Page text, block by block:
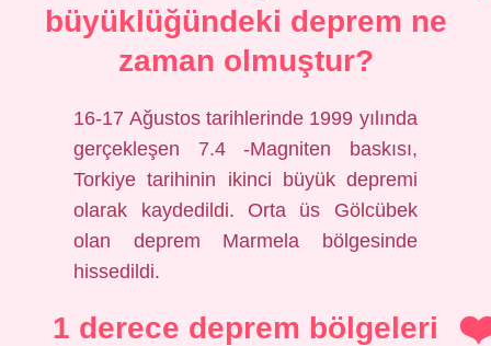
büyüklüğündeki deprem ne
zaman olmuştur?
16-17 Ağustos tarihlerinde 1999 yılında
gerçekleşen 7.4 -Magniten baskısı,
Torkiye tarihinin ikinci büyük depremi
olarak kaydedildi. Orta üs Gölcübek
olan deprem Marmela bölgesinde
hissedildi.
1 derece deprem bölgeleri